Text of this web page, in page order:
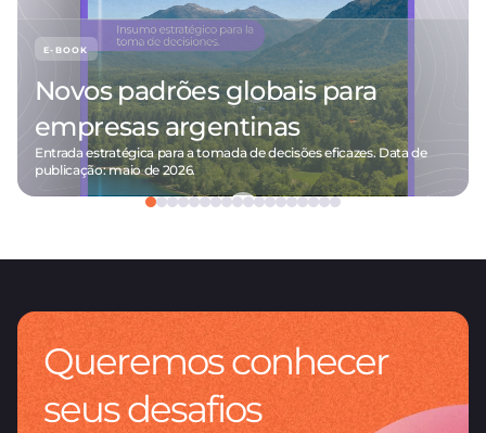
E-BOOK
Novos padrões globais para
empresas argentinas
Entrada estratégica para a tomada de decisões eficazes. Data de
publicação: maio de 2026.
Queremos conhecer
seus desafios